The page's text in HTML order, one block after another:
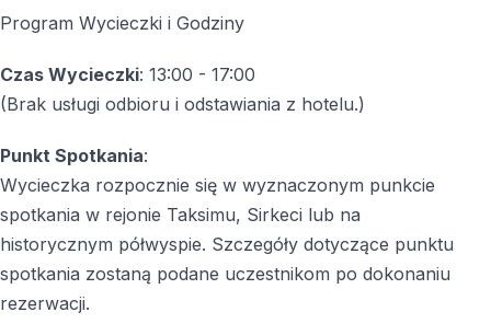
Stambułu
Pałac Beylerbeyi i Dwa Kontynenty to doskonały wybór
dla osób, które chcą połączyć
panoramy miasta i wyjątkowe położenie Stambułu na
dwóch kontynentachw jednym, dobrze
zorganizowanym programie.
FAQ – Najczęściej zadawane pytania
Program Wycieczki i Godziny
Czas Wycieczki: 13:00 - 17:00
(Brak usługi odbioru i odstawiania z hotelu.)
Punkt Spotkania:
Wycieczka rozpocznie się w wyznaczonym punkcie
spotkania w rejonie Taksimu, Sirkeci lub na
historycznym półwyspie. Szczegóły dotyczące punktu
spotkania zostaną podane uczestnikom po dokonaniu
rezerwacji.